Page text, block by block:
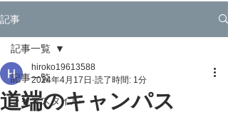
記事
記事一覧
ライフスタイル
記事一覧
道端のキャンパス
hiroko19613588
2024年4月17日 読了時間: 1分